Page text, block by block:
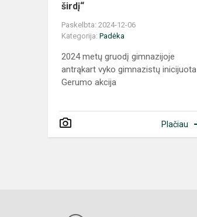
širdį“
Paskelbta: 2024-12-06
Kategorija: Padėka
2024 metų gruodį gimnazijoje
antrąkart vyko gimnazistų inicijuota
Gerumo akcija
Plačiau